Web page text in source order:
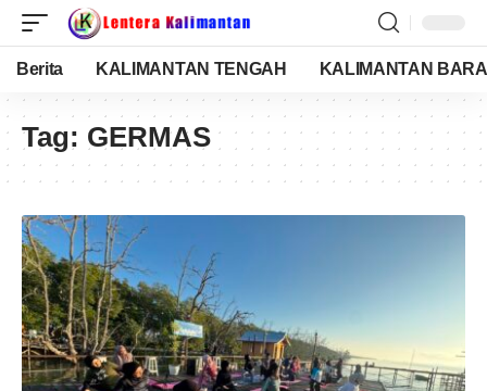
Berita KALIMANTAN TENGAH KALIMANTAN
Tag: GERMAS